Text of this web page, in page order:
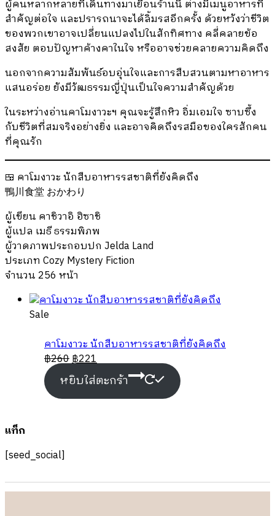
ผู้คนหลากหลายที่เดินทางมาเยือนร้านนี้ ต่างมีเมนูอาหารที่
สำคัญต่อใจ และปรารถนาจะได้ลิ้มรสอีกครั้ง ด้วยหวังว่าชีวิต
ของพวกเขาอาจเปลี่ยนแปลงไปในสักทิศทาง คลี่คลายข้อ
สงสัย ตอบปัญหาค้างคาในใจ หรืออาจช่วยคลายความคิดถึง
นอกจากความสัมพันธ์อบอุ่นใจและการสืบสวนตามหาอาหาร
แสนอร่อย ยังมีวัฒธรรมญี่ปุ่นเป็นใจความสำคัญด้วย
ในระหว่างอ่านคาโมงาวะฯ คุณจะรู้สึกหิว อิ่มเอมใจ ซาบซึ้ง
กับชีวิตที่สมจริงอย่างยิ่ง และอาจคิดถึงรสมือของใครสักคน
ที่คุณรัก
🍱 คาโมงาวะ นักสืบอาหารรสชาติที่ยังคิดถึง
鴨川食堂 おかわり
ผู้เขียน คาชิวาอิ ฮิซาชิ
ผู้แปล เมธี ธรรมพิภพ
ผู้วาดภาพประกอบปก Jelda Land
ประเภท Cozy Mystery Fiction
จำนวน 256 หน้า
Sale
sale
คาโมงาวะ นักสืบอาหารรสชาติที่ยังคิดถึง
฿260฿221
หยิบใส่ตะกร้า
แท็ก
[seed_social]